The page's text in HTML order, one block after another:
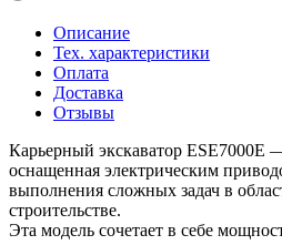
Описание
Тех. характеристики
Оплата
Доставка
Отзывы
Карьерный экскаватор ESE7000E
оснащенная электрическим
выполнения сложных задач в
строительстве.
Эта модель сочетает в себе